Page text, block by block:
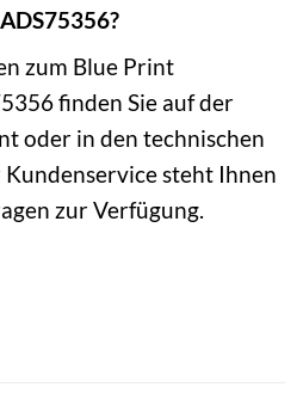
zum Blue Print
finden Sie auf der
oder in den technischen
steht Ihnen
zur Verfügung.